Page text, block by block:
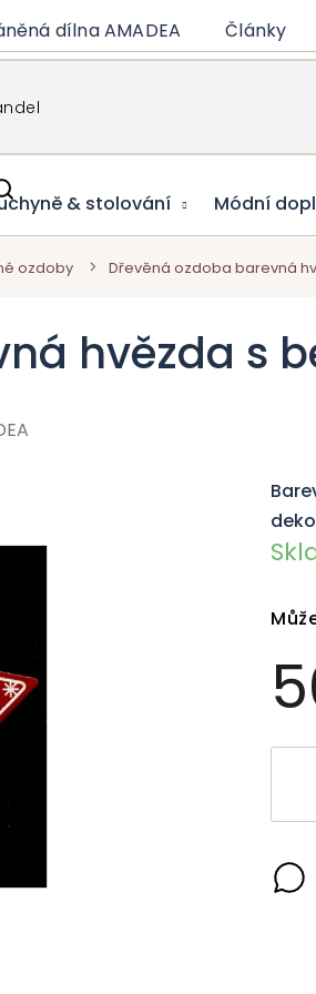
dílna AMADEA Články
& stolování Módní
ozdoby Dřevěná ozdoba barevná
hvězda s